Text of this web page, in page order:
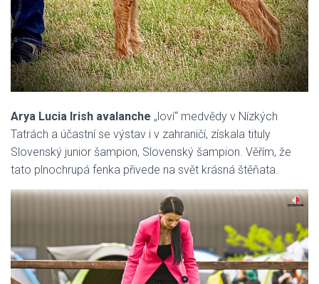
Arya Lucia Irish avalanche „loví“ medvědy v Nízkých
Tatrách a účastní se výstav i v zahraničí, získala tituly
Slovenský junior šampion, Slovenský šampion. Věřím, že
tato plnochrupá fenka přivede na svět krásná štěňata.